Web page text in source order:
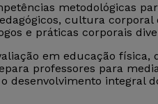
metodológicas
cultura corporal
e práticas corporais
em educação física,
professores para
desenvolvimento integral